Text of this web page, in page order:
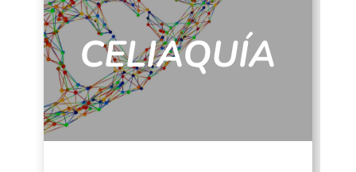
CELIAQUÍA